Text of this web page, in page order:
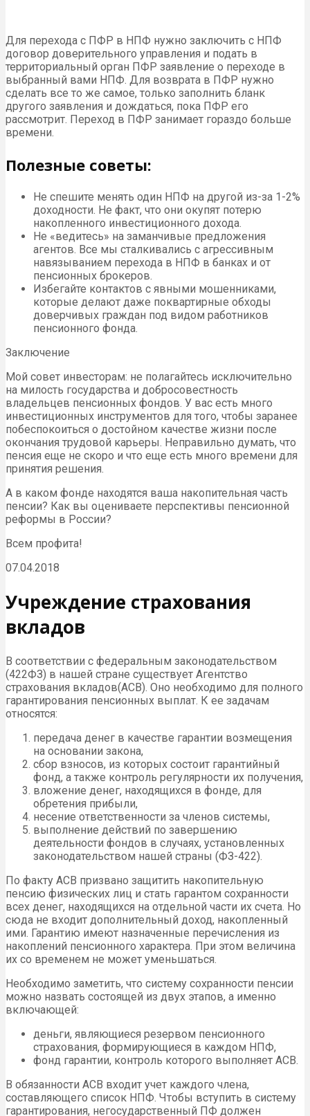
Для перехода с ПФР в НПФ нужно заключить с НПФ
договор доверительного управления и подать в
территориальный орган ПФР заявление о переходе в
выбранный вами НПФ. Для возврата в ПФР нужно
сделать все то же самое, только заполнить бланк
другого заявления и дождаться, пока ПФР его
рассмотрит. Переход в ПФР занимает гораздо больше
времени.
Полезные советы:
Не спешите менять один НПФ на другой из-за 1-2%
доходности. Не факт, что они окупят потерю
накопленного инвестиционного дохода.
Не «ведитесь» на заманчивые предложения
агентов. Все мы сталкивались с агрессивным
навязыванием перехода в НПФ в банках и от
пенсионных брокеров.
Избегайте контактов с явными мошенниками,
которые делают даже поквартирные обходы
доверчивых граждан под видом работников
пенсионного фонда.
Заключение
Мой совет инвесторам: не полагайтесь исключительно
на милость государства и добросовестность
владельцев пенсионных фондов. У вас есть много
инвестиционных инструментов для того, чтобы заранее
побеспокоиться о достойном качестве жизни после
окончания трудовой карьеры. Неправильно думать, что
пенсия еще не скоро и что еще есть много времени для
принятия решения.
А в каком фонде находятся ваша накопительная часть
пенсии? Как вы оцениваете перспективы пенсионной
реформы в России?
Всем профита!
07.04.2018
Учреждение страхования
вкладов
В соответствии с федеральным законодательством
(422ФЗ) в нашей стране существует Агентство
страхования вкладов(АСВ). Оно необходимо для полного
гарантирования пенсионных выплат. К ее задачам
относятся:
передача денег в качестве гарантии возмещения
на основании закона,
сбор взносов, из которых состоит гарантийный
фонд, а также контроль регулярности их получения,
вложение денег, находящихся в фонде, для
обретения прибыли,
несение ответственности за членов системы,
выполнение действий по завершению
деятельности фондов в случаях, установленных
законодательством нашей страны (ФЗ-422).
По факту АСВ призвано защитить накопительную
пенсию физических лиц и стать гарантом сохранности
всех денег, находящихся на отдельной части их счета. Но
сюда не входит дополнительный доход, накопленный
ими. Гарантию имеют назначенные перечисления из
накоплений пенсионного характера. При этом величина
их со временем не может уменьшаться.
Необходимо заметить, что систему сохранности пенсии
можно назвать состоящей из двух этапов, а именно
включающей:
деньги, являющиеся резервом пенсионного
страхования, формирующиеся в каждом НПФ,
фонд гарантии, контроль которого выполняет АСВ.
В обязанности АСВ входит учет каждого члена,
составляющего список НПФ. Чтобы вступить в систему
гарантирования, негосударственный ПФ должен